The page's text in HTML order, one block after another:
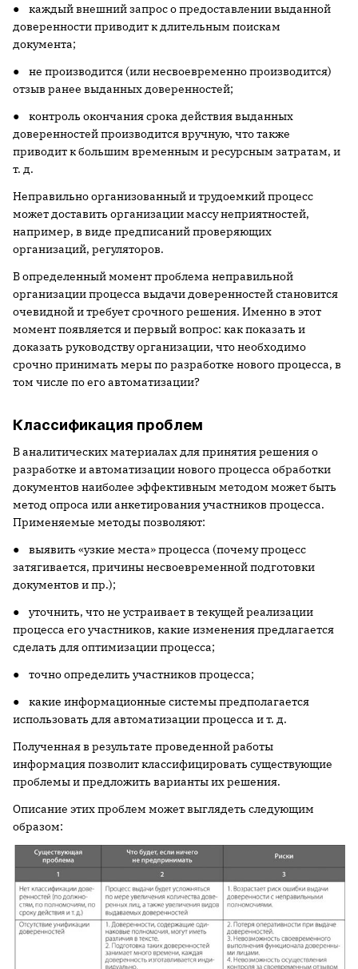
● каждый внешний запрос о предоставлении выданной
доверенности приводит к длительным поискам
до­кумента;
● не производится (или несвоевременно производится)
отзыв ранее выданных доверенностей;
● контроль окончания срока действия выданных
доверенностей производится вручную, что также
приводит к большим временным и ресурсным затратам, и
т. д.
Неправильно организованный и трудоемкий процесс
может доставить организации массу неприятностей,
например, в виде предписаний проверяющих
организаций, регуляторов.
В определенный момент проблема неправильной
организации процесса выдачи доверенностей становится
очевидной и требует срочного решения. Именно в этот
момент появляется и первый вопрос: как показать и
доказать руководству организации, что необходимо
срочно принимать меры по разработке нового процесса, в
том числе по его автоматизации?
Классификация проблем
В аналитических материалах для принятия решения о
разработке и автоматизации нового процесса обработки
документов наиболее эффективным методом может быть
метод опроса или анкетирования участников процесса.
Применяемые методы позволяют:
● выявить «узкие места» процесса (почему процесс
затягивается, причины несвоевременной подготовки
документов и пр.);
● уточнить, что не устраивает в текущей реализации
процесса его участников, какие изменения предлагается
сделать для оптимизации процесса;
● точно определить участников процесса;
● какие информационные системы предполагается
использовать для автоматизации процесса и т. д.
Полученная в результате проведенной работы
информация позволит классифицировать существующие
проблемы и предложить варианты их решения.
Описание этих проблем может выглядеть следующим
образом: